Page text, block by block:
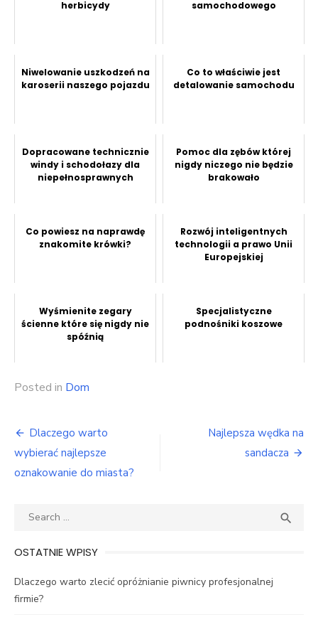
herbicydy
samochodowego
Niwelowanie uszkodzeń na
karoserii naszego pojazdu
Co to właściwie jest
detalowanie samochodu
Dopracowane technicznie
windy i schodołazy dla
niepełnosprawnych
Pomoc dla zębów której
nigdy niczego nie będzie
brakowało
Co powiesz na naprawdę
znakomite krówki?
Rozwój inteligentnych
technologii a prawo Unii
Europejskiej
Wyśmienite zegary
ścienne które się nigdy nie
spóźnią
Specjalistyczne
podnośniki koszowe
Posted in Dom
Nawigacja
wpisu
Dlaczego warto
wybierać najlepsze
oznakowanie do miasta?
Najlepsza wędka na
sandacza
Search

OSTATNIE WPISY
Dlaczego warto zlecić opróżnianie piwnicy profesjonalnej
firmie?